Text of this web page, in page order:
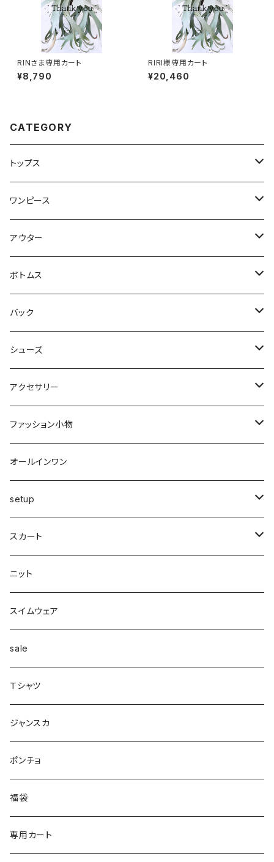
RINさま専用カート
¥8,790
RIRI様専用カート
¥20,460
CATEGORY
トップス
Tシャツ・カットソー
キャミソール・タンクトップ
シャツ・ブラウス
パーカー・トレーナー
裏起毛
サマーニット
その他
ニットトップス
異素材
カシミヤ
ベスト
変形
カーディガン付き
カーディガン
タートルネック
配色
ボンディング
シアー
リブ
ノースリーブ
ポンチョ
ドッキング
ワンピース
ミニ
ヒザ丈
マキシ丈
オールインワン
セットアップ
変形
ベスト
ニット
キャミワンピース
ロング
Tシャツマキシ
シャツ
カットソー
カシュクール
ノースリーブ
スリット
フラワー柄
アウター
ジャケット
中綿
ブルゾン
カーデ・ベスト
ベスト
その他
ベスト
スカート
ロングコート
カーディガン
ロングシャツ
フェザーダウン
ダウン
コート
woolコート
パイピング
フェイクレザー
ボア
トレンチコート
シャツ
ボトムス
スカート
フレアー
プリーツ
パンツ
スウェット
ジョガー
デニム
スパッツ・レギンス・タイツ
ハイウエスト
ワイド
ニット
スキニー
テーパード
配色
リブ
スウェット
ダンボール
バルーン
サテン
バック
ショルダー
クラッチ
カゴbag
肩掛け
clear
デザインbag
エコ
シューズ
ブーツ
スニーカー
パンプス
サンダル
アクセサリー
ピアス・イヤリング
ピアス
リング
リング
ブレス・アンクレット
ネックレス
ヘアーピン
ヘアーゴム
イヤカフ
ファッション小物
帽子
巻き物
ソックス
財布
ベルト
オールインワン
setup
Top's
スカート
pants
スカート
スリット
ジャンク
ニット
スイムウェア
sale
Ｔシャツ
ジャンスカ
ポンチョ
福袋
専用カート